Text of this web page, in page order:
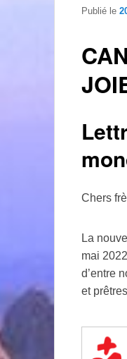
Publié le
Chers
La
mai
d’entre
et